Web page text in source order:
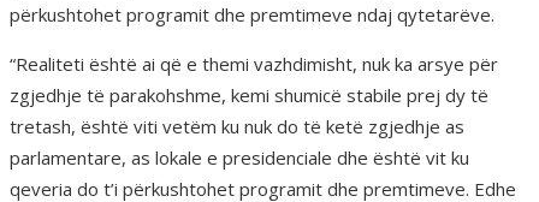
përkushtohet programit dhe premtimeve ndaj qytetarëve.
“Realiteti është ai që e themi vazhdimisht, nuk ka arsye për
zgjedhje të parakohshme, kemi shumicë stabile prej dy të
tretash, është viti vetëm ku nuk do të ketë zgjedhje as
parlamentare, as lokale e presidenciale dhe është vit ku
qeveria do t’i përkushtohet programit dhe premtimeve. Edhe